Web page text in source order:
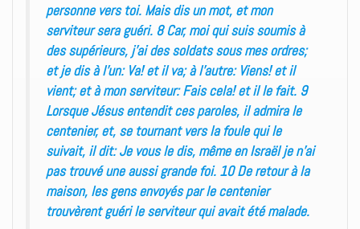
personne vers toi. Mais dis un mot, et mon
serviteur sera guéri. 8 Car, moi qui suis soumis à
des supérieurs, j’ai des soldats sous mes ordres;
et je dis à l’un: Va! et il va; à l’autre: Viens! et il
vient; et à mon serviteur: Fais cela! et il le fait. 9
Lorsque Jésus entendit ces paroles, il admira le
centenier, et, se tournant vers la foule qui le
suivait, il dit: Je vous le dis, même en Israël je n’ai
pas trouvé une aussi grande foi. 10 De retour à la
maison, les gens envoyés par le centenier
trouvèrent guéri le serviteur qui avait été malade.